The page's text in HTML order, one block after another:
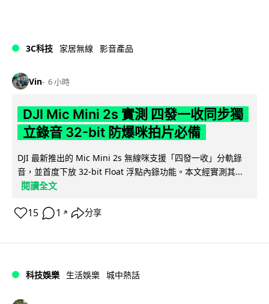
3C科技 家居無線 影音產品
Vin 6 小時
DJI Mic Mini 2s 實測 四發一收同步獨
立錄音 32-bit 防爆咪拍片必備
DJI 最新推出的 Mic Mini 2s 無線咪支援「四發一收」分軌錄
音，並首度下放 32-bit Float 浮點內錄功能。本文經實測其...
閱讀全文
15 1 ↗ 分享
科技娛樂 生活娛樂 城中熱話